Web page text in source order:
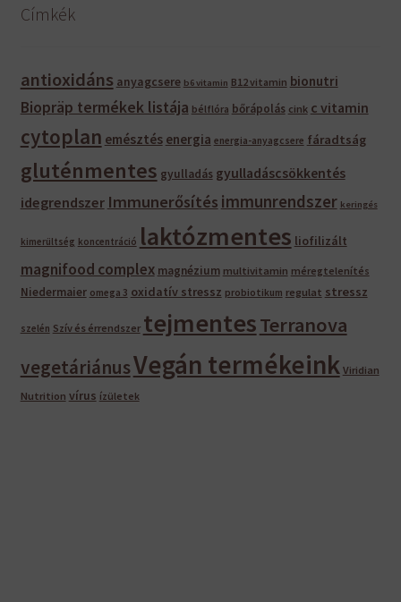
Címkék
antioxidáns anyagcsere b6 vitamin B12 vitamin bionutri
Biopräp termékek listája bélflóra bőrápolás cink c vitamin
cytoplan emésztés energia energia-anyagcsere fáradtság
gluténmentes gyulladás gyulladáscsökkentés
idegrendszer Immunerősítés immunrendszer keringés
kimerültség koncentráció laktózmentes liofilizált
magnifood complex magnézium multivitamin méregtelenítés
Niedermaier omega 3 oxidatív stressz probiotikum regulat stressz
szelén Szív és érrendszer tejmentesTerranova
vegetáriánusVegán termékeink Viridian
Nutrition vírus ízületek